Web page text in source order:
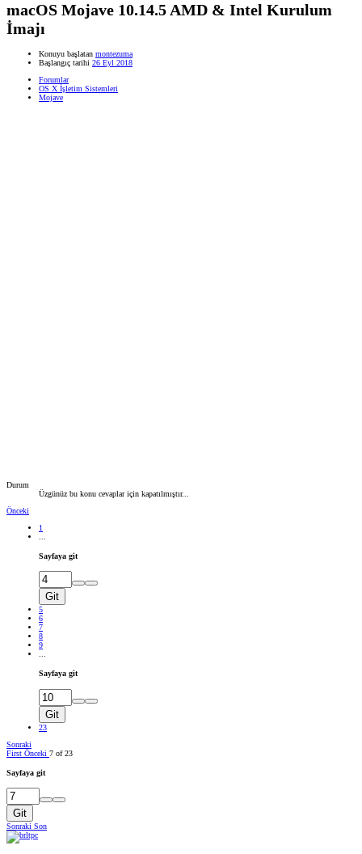
macOS Mojave 10.14.5 AMD & Intel Kurulum
İmajı
Konuyu başlatan montezuma
Başlangıç tarihi 26 Eyl 2018
Forumlar
OS X İşletim Sistemleri
Mojave
Durum
Üzgünüz bu konu cevaplar için kapatılmıştır...
Önceki
1
Sayfaya git
Git
5
6
7
8
9
Sayfaya git
Git
23
Sonraki
First Önceki 7 of 23
Sayfaya git
Git
Sonraki Son